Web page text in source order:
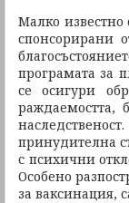
Малко
спонсорирани
програмата за
се осигури
раждаемостта,
принудителна
с психични
Особено
за ваксинация,